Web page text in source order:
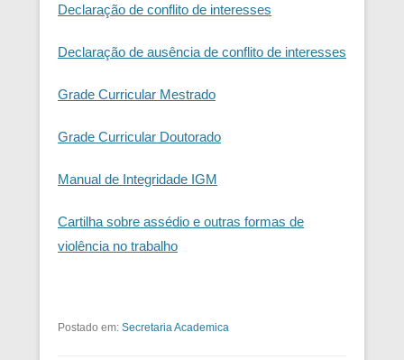
Declaração de conflito de interesses
Declaração de ausência de conflito de interesses
Grade Curricular Mestrado
Grade Curricular Doutorado
Manual de Integridade IGM
Cartilha sobre assédio e outras formas de
violência no trabalho
Postado em: Secretaria Academica